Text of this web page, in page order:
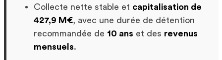
Collecte nette stable et capitalisation de
427,9 M€, avec une durée de détention
recommandée de 10 ans et des revenus
mensuels.